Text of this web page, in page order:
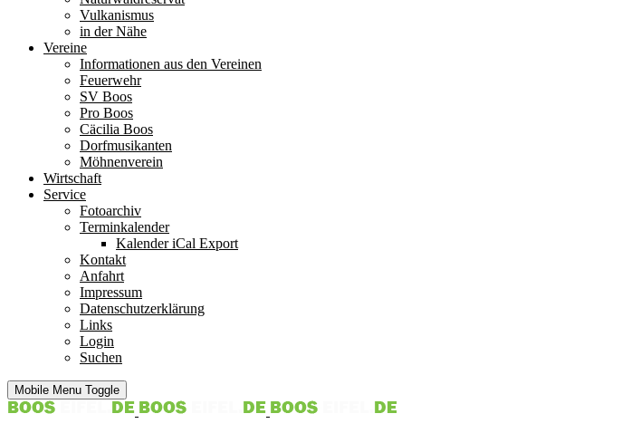
Vulkanismus
in der Nähe
Vereine
Informationen aus den Vereinen
Feuerwehr
SV Boos
Pro Boos
Cäcilia Boos
Dorfmusikanten
Möhnenverein
Wirtschaft
Service
Fotoarchiv
Terminkalender
Kalender iCal Export
Kontakt
Anfahrt
Impressum
Datenschutzerklärung
Links
Login
Suchen
Mobile Menu Toggle